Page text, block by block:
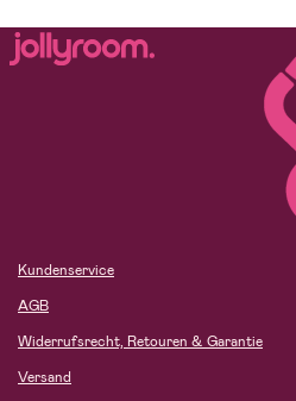
Kundenservice
AGB
Widerrufsrecht, Retouren & Garantie
Versand